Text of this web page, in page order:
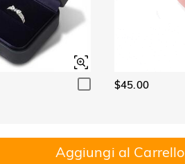
$45.00
Aggiungi al Carrello